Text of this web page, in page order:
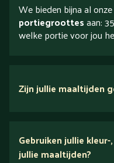
We bieden bijna al
portiegroottesaan:
welke portie voor jou
Zijn jullie maaltijden
Gebruiken jullie
jullie maaltijden?